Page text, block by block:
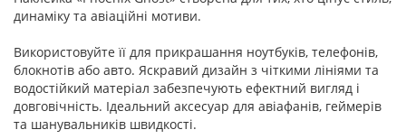
динаміку та авіаційні мотиви.
Використовуйте її для прикрашання ноутбуків, телефонів,
блокнотів або авто. Яскравий дизайн з чіткими лініями та
водостійкий матеріал забезпечують ефектний вигляд і
довговічність. Ідеальний аксесуар для авіафанів, геймерів
та шанувальників швидкості.